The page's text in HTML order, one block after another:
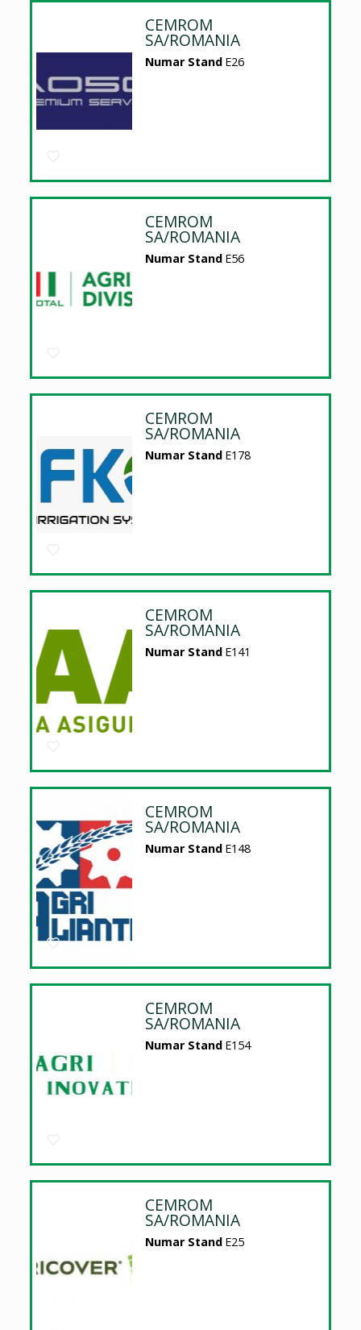
CEMROM
SA/ROMANIA
Numar Stand E26
CEMROM
SA/ROMANIA
Numar Stand E56
CEMROM
SA/ROMANIA
Numar Stand E178
CEMROM
SA/ROMANIA
Numar Stand E141
CEMROM
SA/ROMANIA
Numar Stand E148
CEMROM
SA/ROMANIA
Numar Stand E154
CEMROM
SA/ROMANIA
Numar Stand E25